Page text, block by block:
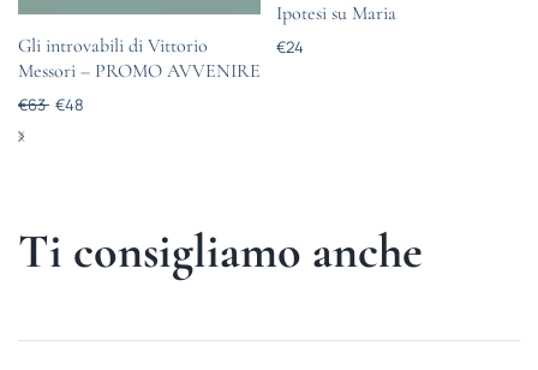
Gli introvabili di Vittorio
Messori – PROMO AVVENIRE
€63 €48
Ipotesi su Maria
€24
Ti consigliamo anche